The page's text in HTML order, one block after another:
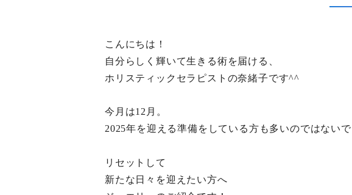
こんにちは！
自分らしく輝いて生きる術を届ける、
ホリスティックセラピストの奈緒子です^^
今月は12月。
2025年を迎える準備をしている方も多いのではないで
リセットして
新たな日々を迎えたい方へ